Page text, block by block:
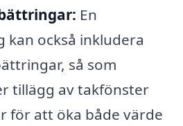
En
kan också inkludera
så som
tillägg av takfönster
för att öka både värde